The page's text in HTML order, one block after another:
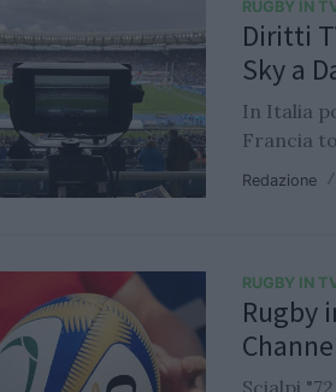
RUGBY IN
Diritti
Sky a
In Italia
Francia
Redazione /
RUGBY IN
Rugby